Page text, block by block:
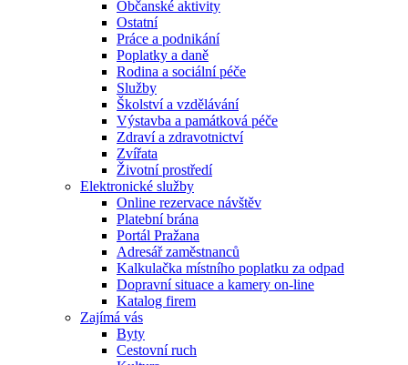
Občanské aktivity
Ostatní
Práce a podnikání
Poplatky a daně
Rodina a sociální péče
Služby
Školství a vzdělávání
Výstavba a památková péče
Zdraví a zdravotnictví
Zvířata
Životní prostředí
Elektronické služby
Online rezervace návštěv
Platební brána
Portál Pražana
Adresář zaměstnanců
Kalkulačka místního poplatku za odpad
Dopravní situace a kamery on-line
Katalog firem
Zajímá vás
Byty
Cestovní ruch